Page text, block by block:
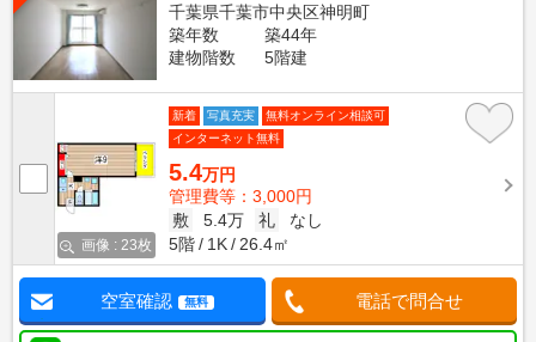
千葉県千葉市中央区神明町
築年数
築44年
建物階数
5階建
画像 : 23枚
新着 写真充実
無料オンライン相談可
インターネット無料
5.4万円
管理費等：3,000円
敷
5.4万 礼
なし
5階
1K 26.4㎡
空室確認 無料 電話で問合せ